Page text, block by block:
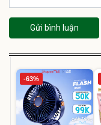
Gửi bình luận
-63%